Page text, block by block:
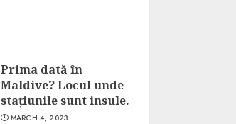
Prima dată în
Maldive? Locul unde
stațiunile sunt insule.
MARCH 4, 2023